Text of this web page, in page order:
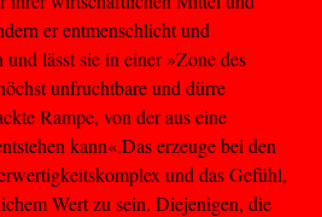
er entmenschlicht und
lässt sie in einer »Zone des
unfruchtbare und dürre
Rampe, von der aus eine
kann«.Das erzeuge bei den
und das Gefühl,
Wert zu sein. Diejenigen, die